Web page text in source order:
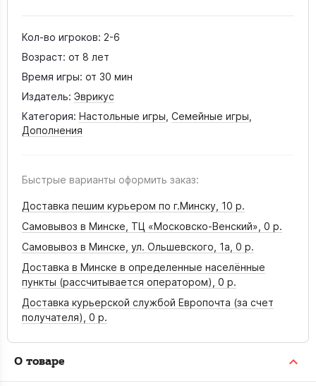
Кол-во игроков: 2-6
Возраст: от 8 лет
Время игры: от 30 мин
Издатель: Эврикус
Категория: Настольные игры Семейные игры
Дополнения
Быстрые варианты оформить заказ:
Доставка пешим курьером по г.Минску, 10 р.
Самовывоз в Минске, ТЦ «Московско-Венский», 0 р.
Самовывоз в Минске, ул. Ольшевского, 1а, 0 р.
Доставка в Минске в определенные населённые
пункты (рассчитывается оператором), 0 р.
Доставка курьерской службой Европочта (за счет
получателя), 0 р.
О товаре